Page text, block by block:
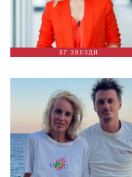
БГ ЗВЕЗДИ